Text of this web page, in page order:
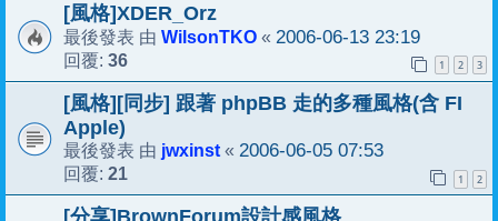
[風格]XDER_Orz
最後發表 由 WilsonTKO « 2006-06-13 23:19
回覆: 36 1 2 3
[風格][同步] 跟著 phpBB 走的多種風格(含 FI
Apple)
最後發表 由 jwxinst « 2006-06-05 07:53
回覆: 21 1 2
[分享]BrownForum設計感風格